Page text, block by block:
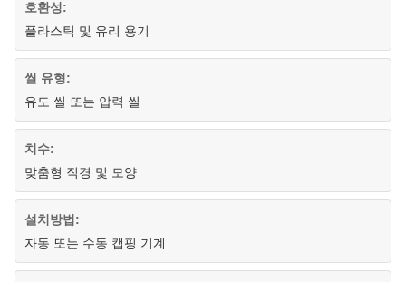
호환성:
플라스틱 및 유리 용기
씰 유형:
유도 씰 또는 압력 씰
치수:
맞춤형 직경 및 모양
설치방법:
자동 또는 수동 캡핑 기계